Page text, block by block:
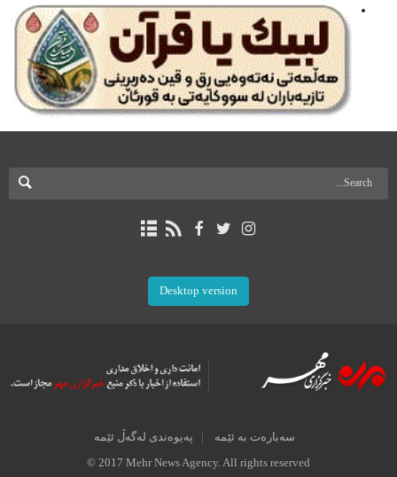
Desktop version
سەبارەت بە ئێمە پەیوەندی لەگەڵ ئێمە
© 2017 Mehr News Agency. All rights reserved